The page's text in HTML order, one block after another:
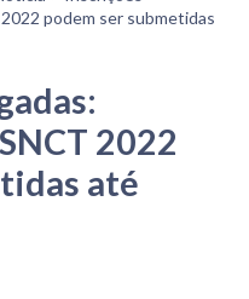
podem ser submetidas
2022
até